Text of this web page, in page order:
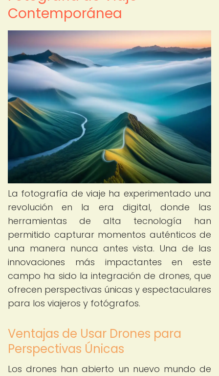
Contemporánea
La fotografía de viaje ha experimentado una
revolución en la era digital, donde las
herramientas de alta tecnología han
permitido capturar momentos auténticos de
una manera nunca antes vista. Una de las
innovaciones más impactantes en este
campo ha sido la integración de drones, que
ofrecen perspectivas únicas y espectaculares
para los viajeros y fotógrafos.
Ventajas de Usar Drones para
Perspectivas Únicas
Los drones han abierto un nuevo mundo de